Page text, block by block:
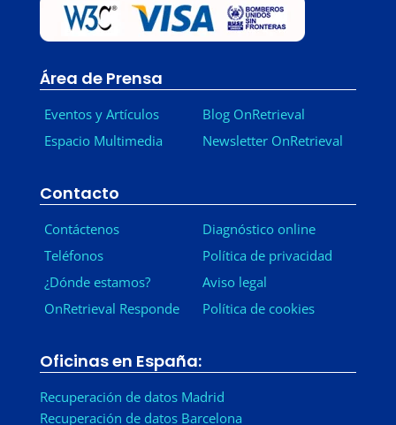
Área de Prensa
Eventos y Artículos
Espacio Multimedia
Blog OnRetrieval
Newsletter OnRetrieval
Contacto
Contáctenos
Teléfonos
¿Dónde estamos?
OnRetrieval Responde
Diagnóstico online
Política de privacidad
Aviso legal
Política de cookies
Oficinas en España:
Recuperación de datos Madrid
Recuperación de datos Barcelona